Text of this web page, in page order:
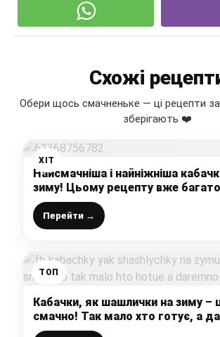
Схожі
Обери щось смачненьке — ці рецепти
зберігають ❤️
ХІТ
Найсмачніша і найніжніша
зиму! Цьому рецепту вже багато
жодного разу не підвів!
Перейти →
ТОП
Кабачки, як шашлички на зиму –
смачно! Так мало хто готує, а